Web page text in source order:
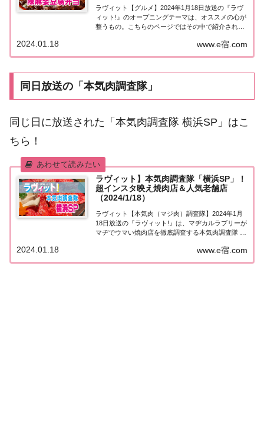
ラヴィット【グルメ】2024年1月18日放送の『ラヴ
ィット!』のオープニングテーマは、オススメの心が
整うもの。こちらのページではその中で紹介された
についてまとめました。詳しくはこちら！ニューヨ
ーク屋敷オススメ「陳麻婆豆腐弁当」今日のオ...
www.e宿.com
2024.01.18
同日放送の「本気肉調査隊」
同じ日に放送された「本気肉調査隊 横浜SP」はこ
ちら！
ラヴィット】本気肉調査隊「横浜SP」！
超インスタ映え焼肉店＆人気老舗店
（2024/1/18）
ラヴィット【本気肉（マジ肉）調査隊】2024年1月
18日放送の『ラヴィット!』は、マヂカルラブリーが
マヂでウマい焼肉店を徹底調査する本気肉調査隊 横
気老舗店が登場！訪れたお店や食べたメニューな
ど、紹介された情報をまとめました。詳しく...
www.e宿.com
2024.01.18